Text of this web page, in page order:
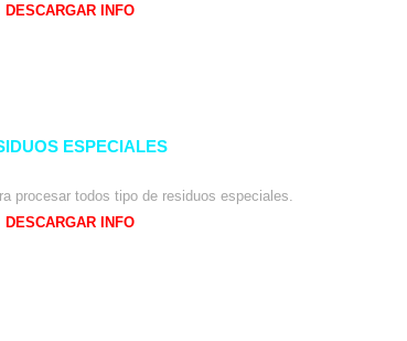
DESCARGAR INFO
ESPECIALES
procesar todos tipo de residuos especiales.
DESCARGAR INFO